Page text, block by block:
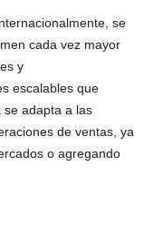
se
cada vez mayor
y
escalables que
se adapta a las
de ventas, ya
o agregando